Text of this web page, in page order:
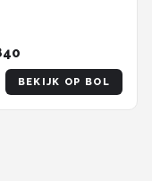
BEKIJK OP BOL